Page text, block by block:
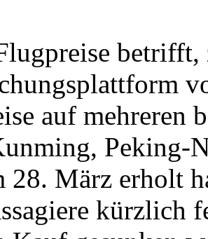
auf mehreren
Peking-
28. März erholt
kürzlich